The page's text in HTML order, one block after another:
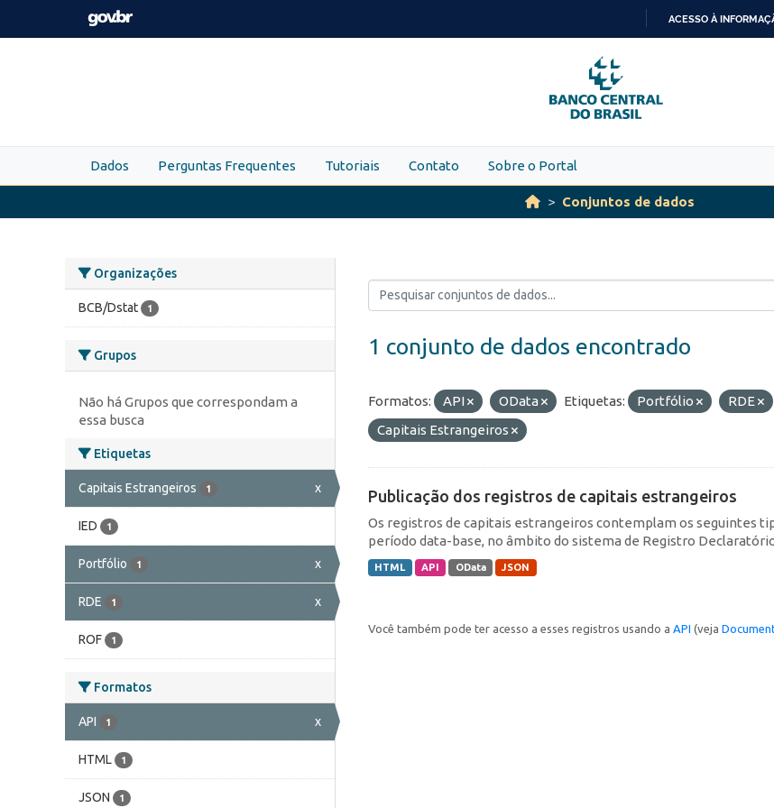
Skip to main content
PARA
O
CONTEÚDO
ACESSO À
Dados Perguntas Frequentes Tutoriais Contato Sobre o Portal
Conjuntos de dados
Organizações
BCB/Dstat 1
Grupos
Não há Grupos que correspondam a
essa busca
Etiquetas
Capitais Estrangeiros 1 x
IED 1
Portfólio 1 x
RDE 1 x
ROF 1
Formatos
API 1 x
HTML 1
JSON 1
1 conjunto de dados encontrado
Formatos: API OData Etiquetas: Portfólio
RDE
Capitais Estrangeiros
Publicação dos registros de capitais estrangeiros
Os registros de capitais estrangeiros contemplam os seguintes
período data-base, no âmbito do sistema de Registro
HTML API OData JSON
Você também pode ter acesso a esses registros usando a API (veja